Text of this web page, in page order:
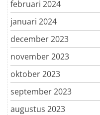
februari 2024
januari 2024
december 2023
november 2023
oktober 2023
september 2023
augustus 2023